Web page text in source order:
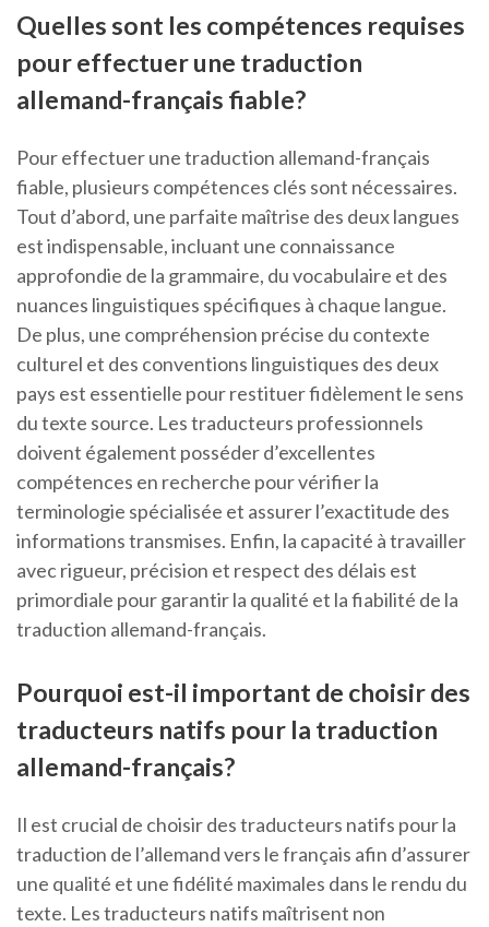
Quelles sont les compétences requises
pour effectuer une traduction
allemand-français fiable?
Pour effectuer une traduction allemand-français
fiable, plusieurs compétences clés sont nécessaires.
Tout d’abord, une parfaite maîtrise des deux langues
est indispensable, incluant une connaissance
approfondie de la grammaire, du vocabulaire et des
nuances linguistiques spécifiques à chaque langue.
De plus, une compréhension précise du contexte
culturel et des conventions linguistiques des deux
pays est essentielle pour restituer fidèlement le sens
du texte source. Les traducteurs professionnels
doivent également posséder d’excellentes
compétences en recherche pour vérifier la
terminologie spécialisée et assurer l’exactitude des
informations transmises. Enfin, la capacité à travailler
avec rigueur, précision et respect des délais est
primordiale pour garantir la qualité et la fiabilité de la
traduction allemand-français.
Pourquoi est-il important de choisir des
traducteurs natifs pour la traduction
allemand-français?
Il est crucial de choisir des traducteurs natifs pour la
traduction de l’allemand vers le français afin d’assurer
une qualité et une fidélité maximales dans le rendu du
texte. Les traducteurs natifs maîtrisent non